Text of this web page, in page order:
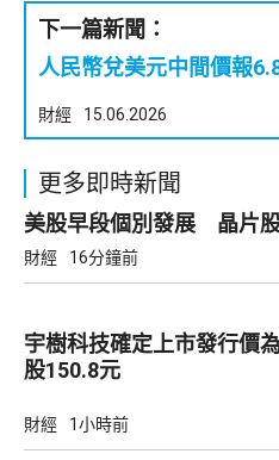
下一篇新聞：
人民幣兌美元中間價報
財經 15.06.2026
更多即時新聞
美股早段個別發展 晶片
財經 16分鐘前
宇樹科技確定上市發行價
股150.8元
財經 1小時前